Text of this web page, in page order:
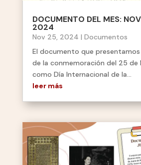
DOCUMENTO DEL MES:
2024
Nov 25, 2024 | Documentos
El documento que
de la conmemoración del 25 de
como Día Internacional de la...
leer más